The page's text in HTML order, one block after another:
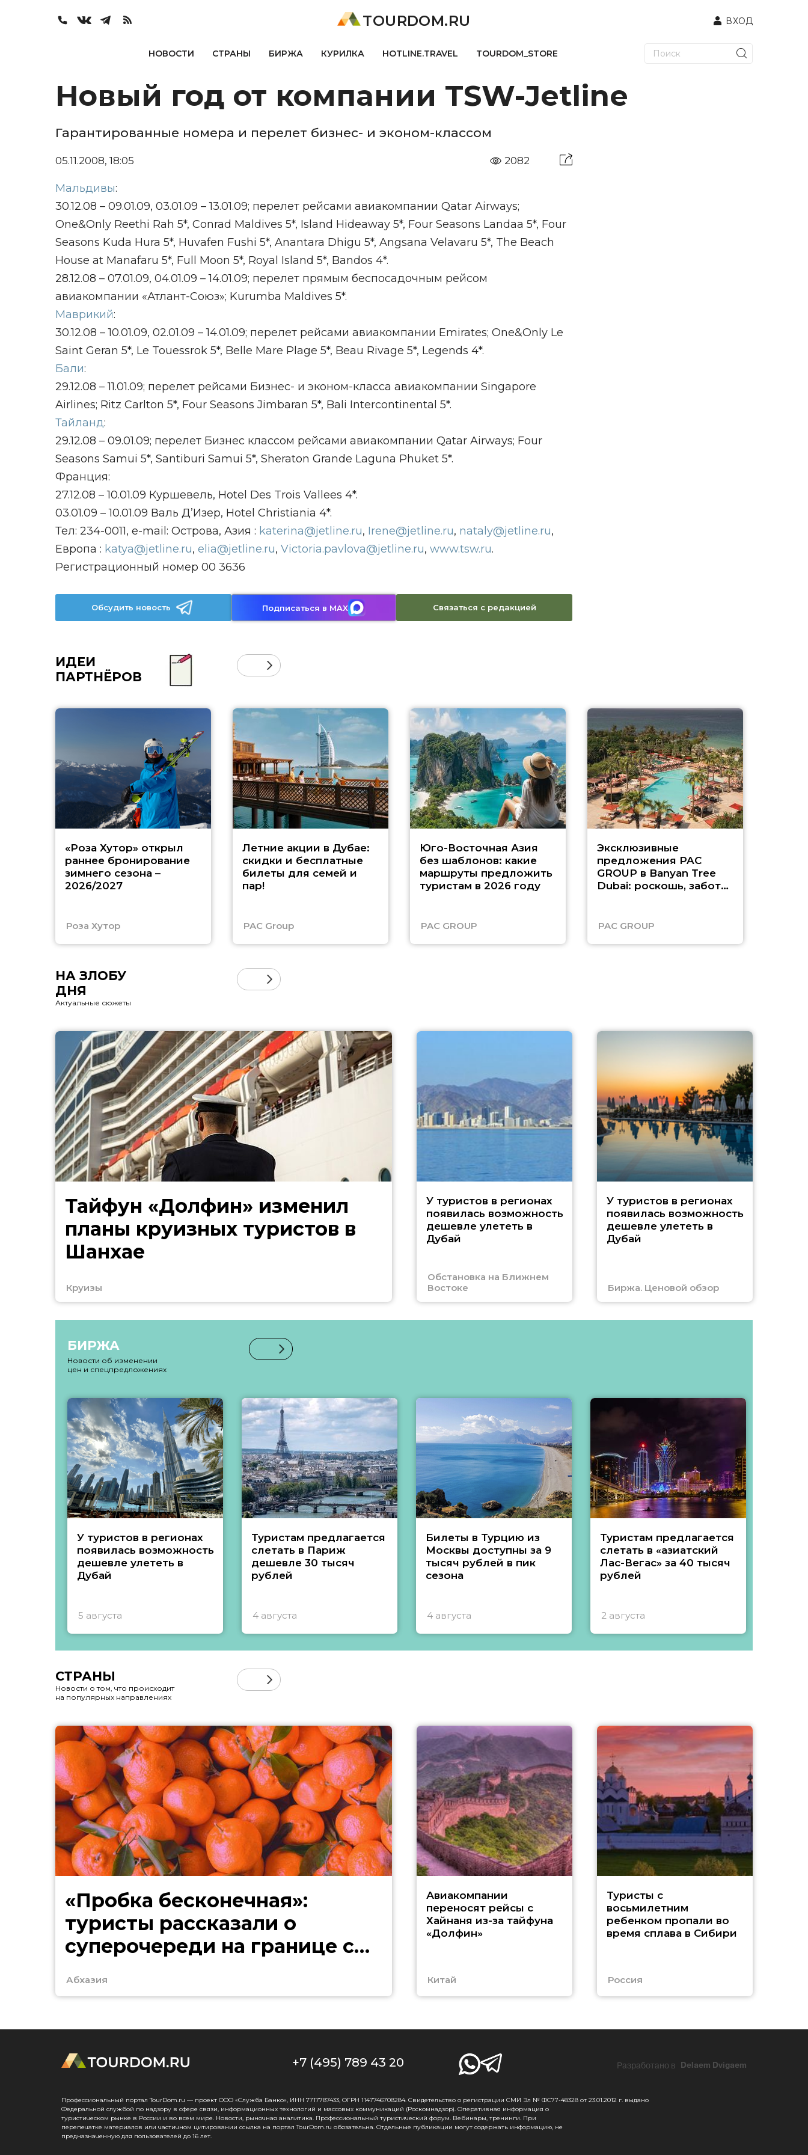
TOURDOM.RU ВХОД
НОВОСТИ СТРАНЫ БИРЖА КУРИЛКА HOTLINE.TRAVEL TOURDOM_STORE
Новый год от компании TSW-Jetline
Гарантированные номера и перелет бизнес- и эконом-классом
05.11.2008, 18:05 2082
Мальдивы:
30.12.08 – 09.01.09, 03.01.09 – 13.01.09; перелет рейсами авиакомпании Qatar Airways;
One&Only Reethi Rah 5*, Conrad Maldives 5*, Island Hideaway 5*, Four Seasons Landaa 5*, Four
Seasons Kuda Hura 5*, Huvafen Fushi 5*, Anantara Dhigu 5*, Angsana Velavaru 5*, The Beach
House at Manafaru 5*, Full Moon 5*, Royal Island 5*, Bandos 4*.
28.12.08 – 07.01.09, 04.01.09 – 14.01.09; перелет прямым беспосадочным рейсом
авиакомпании «Атлант-Союз»; Kurumba Maldives 5*.
Маврикий:
30.12.08 – 10.01.09, 02.01.09 – 14.01.09; перелет рейсами авиакомпании Emirates; One&Only Le
Saint Geran 5*, Le Touessrok 5*, Belle Mare Plage 5*, Beau Rivage 5*, Legends 4*.
Бали:
29.12.08 – 11.01.09; перелет рейсами Бизнес- и эконом-класса авиакомпании Singapore
Airlines; Ritz Carlton 5*, Four Seasons Jimbaran 5*, Bali Intercontinental 5*.
Тайланд:
29.12.08 – 09.01.09; перелет Бизнес классом рейсами авиакомпании Qatar Airways; Four
Seasons Samui 5*, Santiburi Samui 5*, Sheraton Grande Laguna Phuket 5*.
Франция:
27.12.08 – 10.01.09 Куршевель, Hotel Des Trois Vallees 4*.
03.01.09 – 10.01.09 Валь Д’Изер, Hotel Christiania 4*.
Тел: 234-0011, е-mail: Острова, Азия : katerina@jetline.ru, Irene@jetline.ru, nataly@jetline.ru,
Европа : katya@jetline.ru, elia@jetline.ru, Victoria.pavlova@jetline.ru, www.tsw.ru.
Регистрационный номер 00 3636
Обсудить новость Подписаться в MAX Связаться с редакцией
ИДЕИ
ПАРТНЁРОВ
«Роза Хутор» открыл
раннее бронирование
зимнего сезона –
2026/2027
Роза Хутор
Летние акции в Дубае:
скидки и бесплатные
билеты для семей и
пар!
PAC Group
Юго-Восточная Азия
без шаблонов: какие
маршруты предложить
туристам в 2026 году
PAC GROUP
Эксклюзивные
предложения PAC
GROUP в Banyan Tree
Dubai: роскошь, забота
PAC GROUP
НА ЗЛОБУ
ДНЯ
Актуальные сюжеты
Тайфун «Долфин» изменил
планы круизных туристов в
Шанхае
Круизы
У туристов в регионах
появилась возможность
дешевле улететь в
Дубай
Обстановка на Ближнем
Востоке
У туристов в регионах
появилась возможность
дешевле улететь в
Дубай
Биржа. Ценовой обзор
БИРЖА
Новости об изменении
цен и спецпредложениях
У туристов в регионах
появилась возможность
дешевле улететь в
Дубай
5 августа
Туристам предлагается
слетать в Париж
дешевле 30 тысяч
рублей
4 августа
Билеты в Турцию из
Москвы доступны за 9
тысяч рублей в пик
сезона
4 августа
Туристам предлагается
слетать в «азиатский
Лас-Вегас» за 40 тысяч
рублей
2 августа
СТРАНЫ
Новости о том, что происходит
на популярных направлениях
«Пробка бесконечная»:
туристы рассказали о
суперочереди на границе с
Абхазия
Авиакомпании
переносят рейсы с
Хайнаня из-за тайфуна
«Долфин»
Китай
Туристы с
восьмилетним
ребенком пропали во
время сплава в Сибири
Россия
+7 (495) 789 43 20 Разработано в Delaem Dvigaem
Профессиональный портал TourDom.ru — проект ООО «Служба Банко», ИНН 7717787433, ОГРН 1147746708284. Свидетельство о регистрации СМИ Эл № ФС77-48328 от 23.01.2012 г. выдано
Федеральной службой по надзору в сфере связи, информационных технологий и массовых коммуникаций (Роскомнадзор). Оперативная информация о
туристическом рынке в России и во всем мире. Новости, рыночная аналитика. Профессиональный туристический форум. Вебинары, тренинги. При
перепечатке материалов или частичном цитировании ссылка на портал TourDom.ru обязательна. Отдельные публикации могут содержать информацию, не
предназначенную для пользователей до 16 лет.